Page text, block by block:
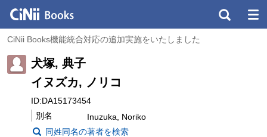
CiNii Books機能統合対応の追加実施をいたしました
犬塚, 典子
イヌズカ, ノリコ
ID:DA15173454
別名
Inuzuka, Noriko
同姓同名の著者を検索